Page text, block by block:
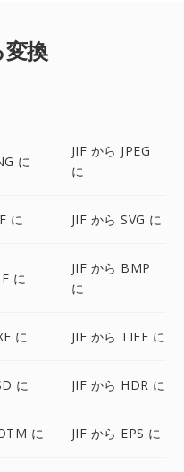
換
に
JIF から JPEG
に
に JIF から SVG に
に
JIF から BMP
に
に JIF から TIFF に
に JIF から HDR に
に JIF から EPS に